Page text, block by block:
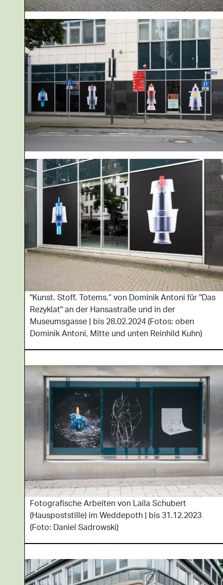
"Kunst. Stoff. Totems.“ von Dominik Antoni für "Das
Rezyklat" an der Hansastraße und in der
Museumsgasse | bis 28.02.2024 (Fotos: oben
Dominik Antoni, Mitte und unten Reinhild Kuhn)
Fotografische Arbeiten von Laila Schubert
(Hauspoststille) im Weddepoth | bis 31.12.2023
(Foto: Daniel Sadrowski)